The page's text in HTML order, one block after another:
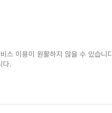
스 이용이 원활하지 않을 수 있습니
다.